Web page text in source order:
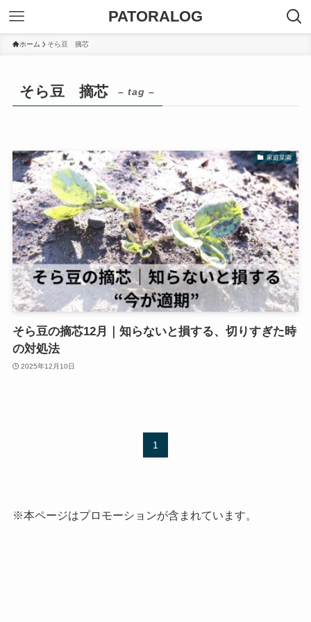
PATORALOG
ホーム そら豆 摘芯
そら豆 摘芯 – tag –
家庭菜園
そら豆の摘芯12月｜知らないと損する、切りすぎた時
の対処法
2025年12月10日
1
※本ページはプロモーションが含まれています。